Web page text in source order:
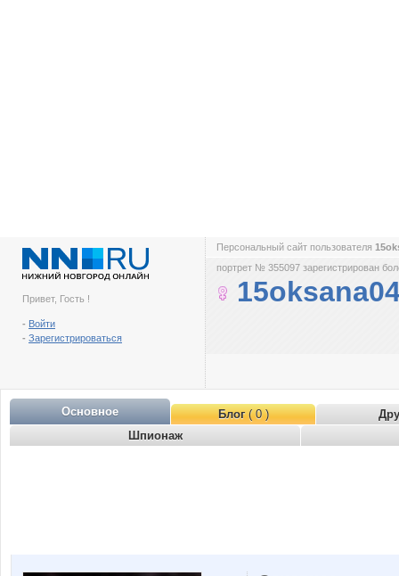
Привет, Гость !
- Войти
- Зарегистрироваться
Персональный сайт пользователя
портрет № 355097 зарегистрирован
Основное Блог( 0 )
Шпионаж